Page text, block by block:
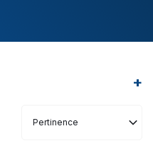
+
Pertinence